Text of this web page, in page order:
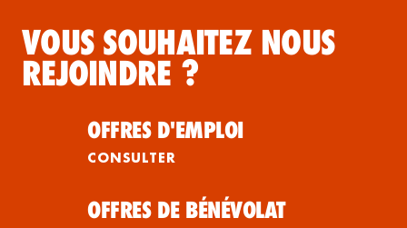
VOUS SOUHAITEZ NOUS
REJOINDRE ?
OFFRES D'EMPLOI
CONSULTER
OFFRES DE BÉNÉVOLAT